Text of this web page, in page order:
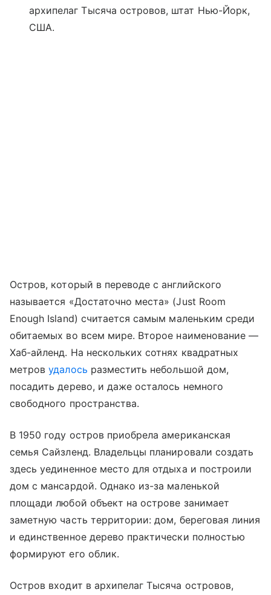
архипелаг Тысяча островов, штат Нью-Йорк,
США.
Остров, который в переводе с английского
называется «Достаточно места» (Just Room
Enough Island) считается самым маленьким среди
обитаемых во всем мире. Второе наименование —
Хаб-айленд. На нескольких сотнях квадратных
метровудалось разместить небольшой дом,
посадить дерево, и даже осталось немного
свободного пространства.
В 1950 году остров приобрела американская
семья Сайзленд. Владельцы планировали создать
здесь уединенное место для отдыха и построили
дом с мансардой. Однако из-за маленькой
площади любой объект на острове занимает
заметную часть территории: дом, береговая линия
и единственное дерево практически полностью
формируют его облик.
Остров входит в архипелаг Тысяча островов,